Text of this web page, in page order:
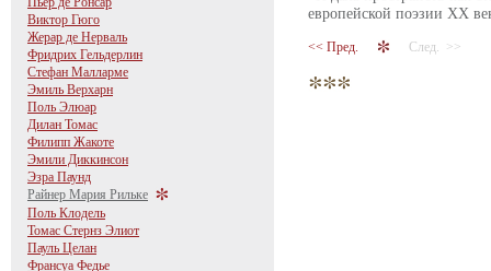
Виктор Гюго
Жерар де Нерваль
Фридрих Гельдерлин
Стефан Малларме
Эмиль Верхарн
Поль Элюар
Дилан Томас
Филипп Жакоте
Эмили Диккинсон
Эзра Паунд
Райнер Мария Рильке
Поль Клодель
Томас Стернз Элиот
Пауль Целан
Франсуа Федье
европейской поэзии ХХ
<< Пред. След. >>